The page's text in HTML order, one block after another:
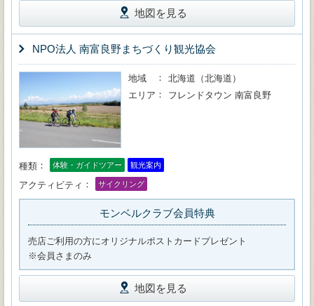
地図を見る
NPO法人 南富良野まちづくり観光協会
地域
北海道（北海道）
エリア
フレンドタウン 南富良野
種類 体験・ガイドツアー 観光案内
アクティビティ サイクリング
モンベルクラブ会員特典
売店ご利用の方にオリジナルポストカードプレゼント
※会員さまのみ
地図を見る